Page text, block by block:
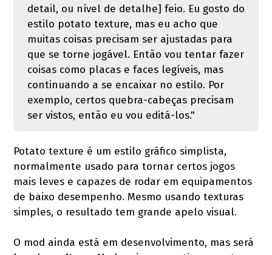
detail, ou nível de detalhe] feio. Eu gosto do
estilo potato texture, mas eu acho que
muitas coisas precisam ser ajustadas para
que se torne jogável. Então vou tentar fazer
coisas como placas e faces legíveis, mas
continuando a se encaixar no estilo. Por
exemplo, certos quebra-cabeças precisam
ser vistos, então eu vou editá-los."
Potato texture é um estilo gráfico simplista,
normalmente usado para tornar certos jogos
mais leves e capazes de rodar em equipamentos
de baixo desempenho. Mesmo usando texturas
simples, o resultado tem grande apelo visual.
O mod ainda está em desenvolvimento, mas será